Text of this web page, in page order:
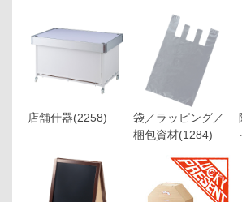
店舗什器(2258)
袋／ラッピング／
梱包資材(1284)